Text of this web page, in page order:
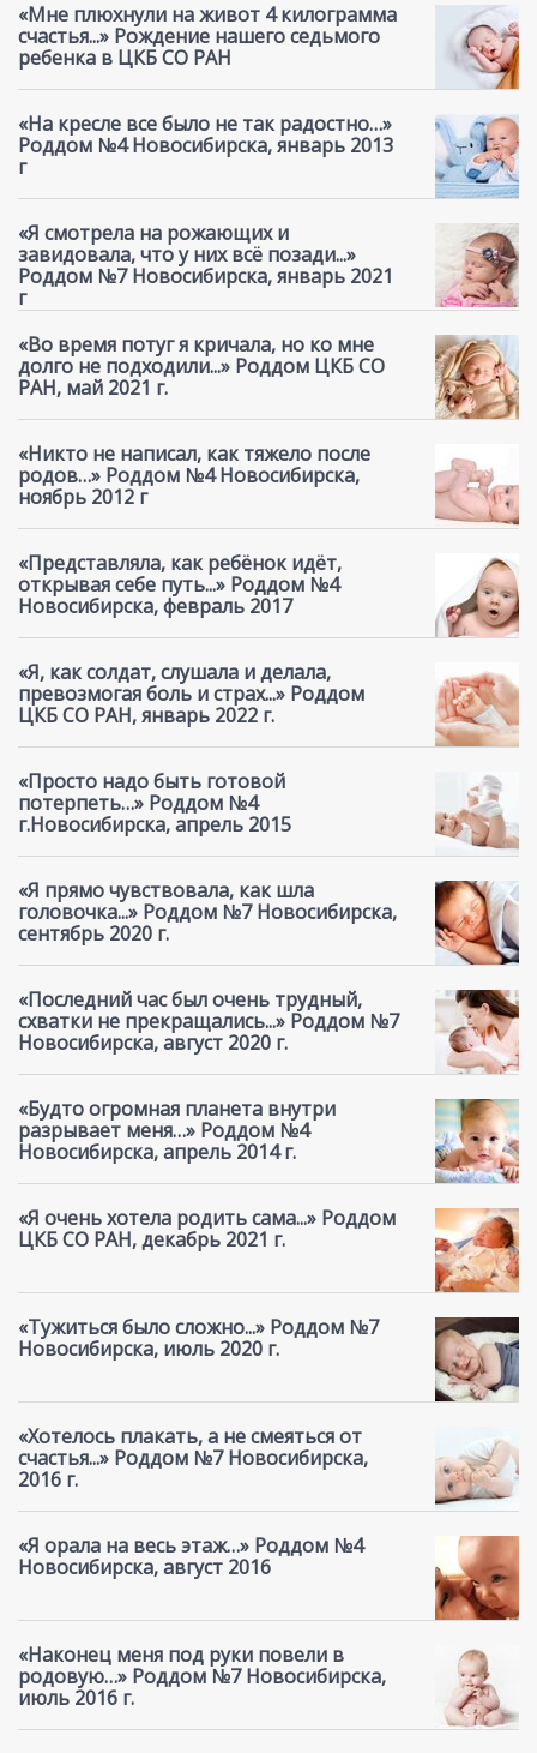
«Мне плюхнули на живот 4 килограмма
счастья...» Рождение нашего седьмого
ребенка в ЦКБ СО РАН
«На кресле все было не так радостно…»
Роддом №4 Новосибирска, январь 2013
г
«Я смотрела на рожающих и
завидовала, что у них всё позади...»
Роддом №7 Новосибирска, январь 2021
г
«Во время потуг я кричала, но ко мне
долго не подходили...» Роддом ЦКБ СО
РАН, май 2021 г.
«Никто не написал, как тяжело после
родов…» Роддом №4 Новосибирска,
ноябрь 2012 г
«Представляла, как ребёнок идёт,
открывая себе путь...» Роддом №4
Новосибирска, февраль 2017
«Я, как солдат, слушала и делала,
превозмогая боль и страх...» Роддом
ЦКБ СО РАН, январь 2022 г.
«Просто надо быть готовой
потерпеть…» Роддом №4
г.Новосибирска, апрель 2015
«Я прямо чувствовала, как шла
головочка...» Роддом №7 Новосибирска,
сентябрь 2020 г.
«Последний час был очень трудный,
схватки не прекращались...» Роддом №7
Новосибирска, август 2020 г.
«Будто огромная планета внутри
разрывает меня…» Роддом №4
Новосибирска, апрель 2014 г.
«Я очень хотела родить сама...» Роддом
ЦКБ СО РАН, декабрь 2021 г.
«Тужиться было сложно...» Роддом №7
Новосибирска, июль 2020 г.
«Хотелось плакать, а не смеяться от
счастья...» Роддом №7 Новосибирска,
2016 г.
«Я орала на весь этаж…» Роддом №4
Новосибирска, август 2016
«Наконец меня под руки повели в
родовую…» Роддом №7 Новосибирска,
июль 2016 г.